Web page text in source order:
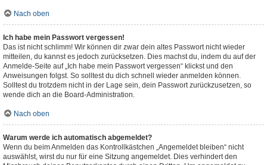
Nach oben
Ich habe mein Passwort vergessen!
Das ist nicht schlimm! Wir können dir zwar dein altes Passwort nicht wieder
mitteilen, du kannst es jedoch zurücksetzen. Dies machst du, indem du auf der
Anmelde-Seite auf „Ich habe mein Passwort vergessen“ klickst und den
Anweisungen folgst. So solltest du dich schnell wieder anmelden können.
Solltest du trotzdem nicht in der Lage sein, dein Passwort zurückzusetzen, so
wende dich an die Board-Administration.
Nach oben
Warum werde ich automatisch abgemeldet?
Wenn du beim Anmelden das Kontrollkästchen „Angemeldet bleiben“ nicht
auswählst, wirst du nur für eine Sitzung angemeldet. Dies verhindert den